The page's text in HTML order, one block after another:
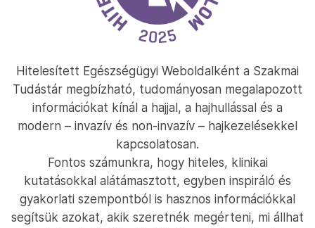
Hitelesített Egészségügyi Weboldalként a Szakmai
Tudástár megbízható, tudományosan megalapozott
információkat kínál a hajjal, a hajhullással és a
modern – invazív és non-invazív – hajkezelésekkel
kapcsolatosan.
Fontos számunkra, hogy hiteles, klinikai
kutatásokkal alátámasztott, egyben inspiráló és
gyakorlati szempontból is hasznos információkkal
segítsük azokat, akik szeretnék megérteni, mi állhat